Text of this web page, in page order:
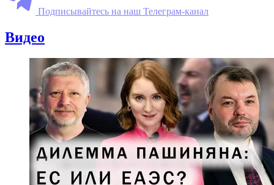
Подписывайтесь на наш Телеграм-канал
Видео